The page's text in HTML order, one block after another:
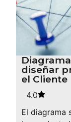
diseñar
el Cliente
4.0
El diagrama